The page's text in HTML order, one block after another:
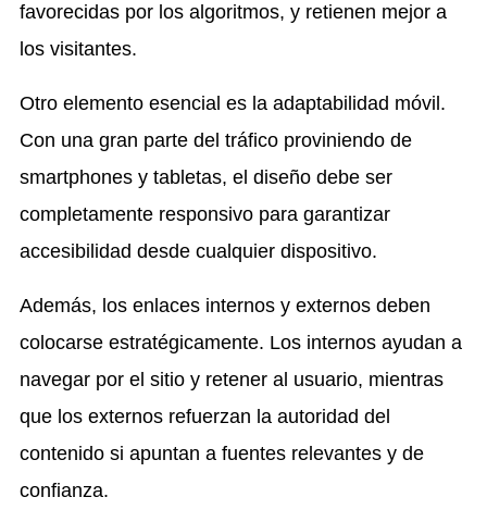
favorecidas por los algoritmos, y retienen mejor a
los visitantes.
Otro elemento esencial es la adaptabilidad móvil.
Con una gran parte del tráfico proviniendo de
smartphones y tabletas, el diseño debe ser
completamente responsivo para garantizar
accesibilidad desde cualquier dispositivo.
Además, los enlaces internos y externos deben
colocarse estratégicamente. Los internos ayudan a
navegar por el sitio y retener al usuario, mientras
que los externos refuerzan la autoridad del
contenido si apuntan a fuentes relevantes y de
confianza.